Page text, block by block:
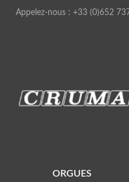
Appelez-nous : +33 (0)652
ORGUES